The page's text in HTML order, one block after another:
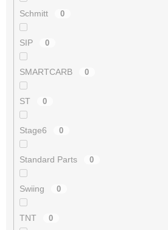
Schmitt 0
SIP 0
SMARTCARB 0
ST 0
Stage6 0
Standard Parts 0
Swiing 0
TNT 0